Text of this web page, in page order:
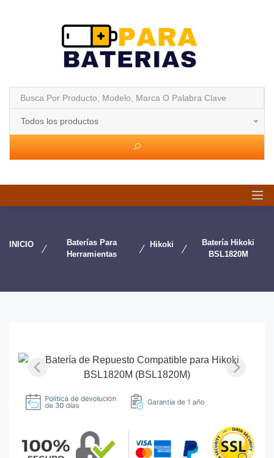
Todos los productos
INICIO
Baterías Para
Herramientas
Hikoki
Batería Hikoki
BSL1820M